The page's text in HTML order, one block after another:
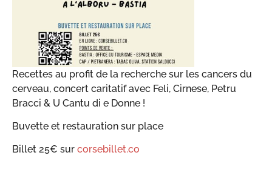
Recettes au profit de la recherche sur les cancers du
cerveau, concert caritatif avec Feli, Cirnese, Petru
Bracci & U Cantu di e Donne !
Buvette et restauration sur place
Billet 25€ sur corsebillet.co